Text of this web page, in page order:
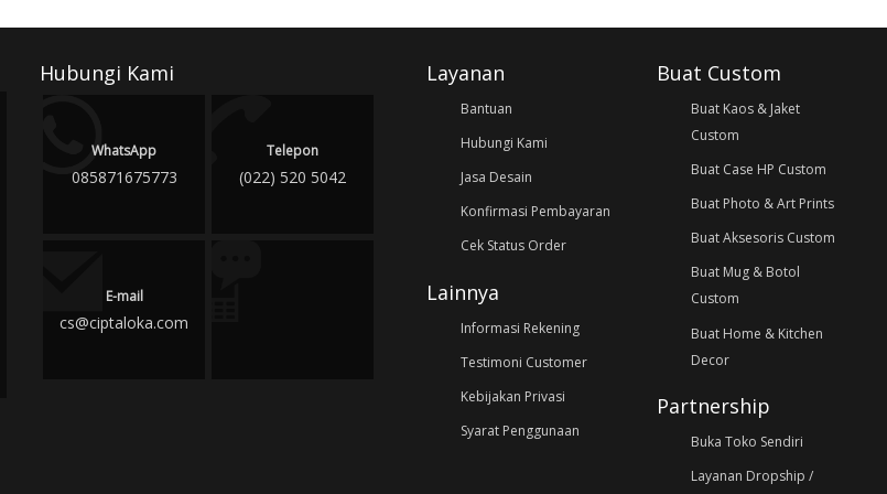
Hubungi Kami
WhatsApp
085871675773
Telepon
(022) 520 5042
E-mail
cs@ciptaloka.com
Layanan
Bantuan
Hubungi Kami
Jasa Desain
Konfirmasi Pembayaran
Cek Status Order
Lainnya
Informasi Rekening
Testimoni Customer
Kebijakan Privasi
Syarat Penggunaan
Buat Custom
Buat Kaos & Jaket
Custom
Buat Case HP Custom
Buat Photo & Art Prints
Buat Aksesoris Custom
Buat Mug & Botol
Custom
Buat Home & Kitchen
Decor
Partnership
Buka Toko Sendiri
Layanan Dropship /